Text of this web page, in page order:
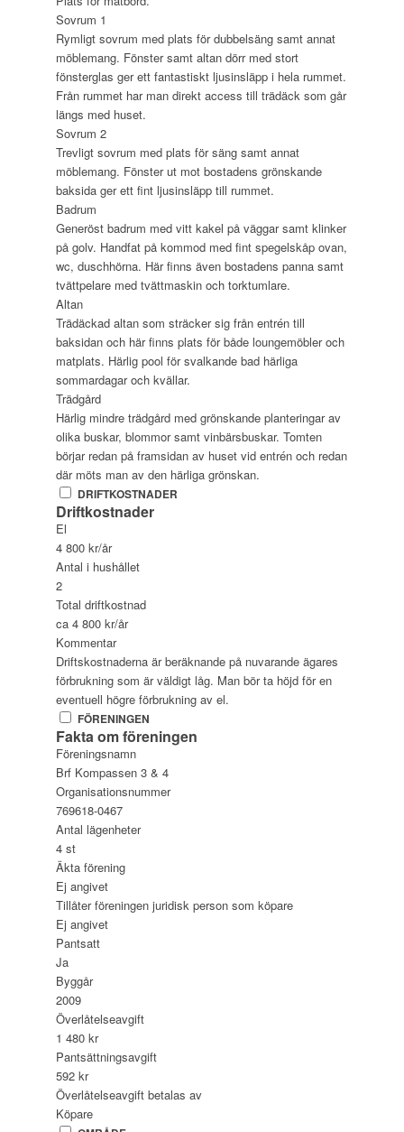
Sovrum 1
Rymligt sovrum med plats för dubbelsäng samt annat
möblemang. Fönster samt altan dörr med stort
fönsterglas ger ett fantastiskt ljusinsläpp i hela rummet.
Från rummet har man direkt access till trädäck som går
längs med huset.
Sovrum 2
Trevligt sovrum med plats för säng samt annat
möblemang. Fönster ut mot bostadens grönskande
baksida ger ett fint ljusinsläpp till rummet.
Badrum
Generöst badrum med vitt kakel på väggar samt klinker
på golv. Handfat på kommod med fint spegelskåp ovan,
wc, duschhörna. Här finns även bostadens panna samt
tvättpelare med tvättmaskin och torktumlare.
Altan
Trädäckad altan som sträcker sig från entrén till
baksidan och här finns plats för både loungemöbler och
matplats. Härlig pool för svalkande bad härliga
sommardagar och kvällar.
Trädgård
Härlig mindre trädgård med grönskande planteringar av
olika buskar, blommor samt vinbärsbuskar. Tomten
börjar redan på framsidan av huset vid entrén och redan
där möts man av den härliga grönskan.
DRIFTKOSTNADER
Driftkostnader
El
4 800 kr/år
Antal i hushållet
2
Total driftkostnad
ca 4 800 kr/år
Kommentar
Driftskostnaderna är beräknande på nuvarande ägares
förbrukning som är väldigt låg. Man bör ta höjd för en
eventuell högre förbrukning av el.
FÖRENINGEN
Fakta om föreningen
Föreningsnamn
Brf Kompassen 3 & 4
Organisationsnummer
769618-0467
Antal lägenheter
4 st
Äkta förening
Ej angivet
Tillåter föreningen juridisk person som köpare
Ej angivet
Pantsatt
Ja
Byggår
2009
Överlåtelseavgift
1 480 kr
Pantsättningsavgift
592 kr
Överlåtelseavgift betalas av
Köpare